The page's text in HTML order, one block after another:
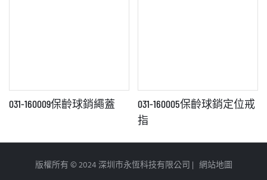
031-160009保齡球銷繩蓋
031-160005保齡球銷定位戒
指
版權所有 © 2024 深圳市永恆科技有限公司 | 網站地圖